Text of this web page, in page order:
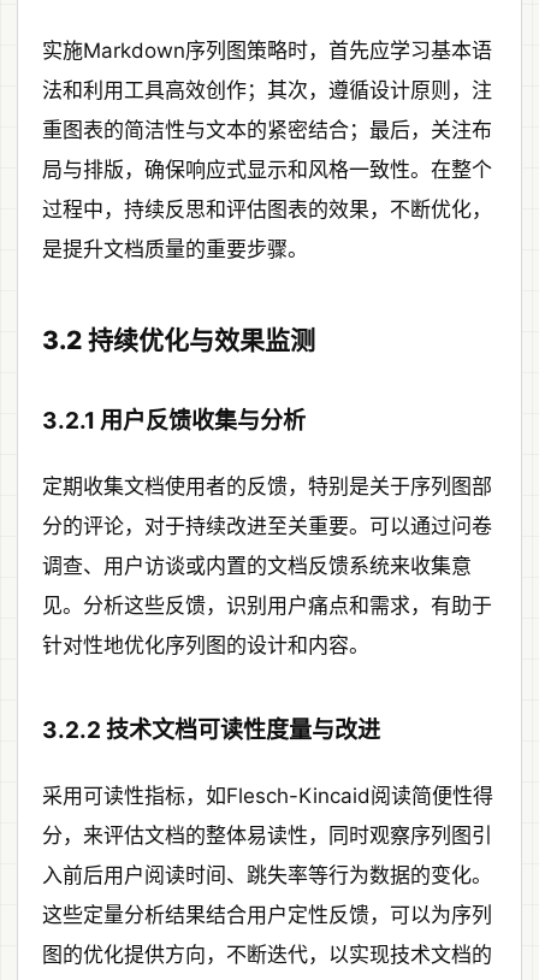
实施Markdown序列图策略时，首先应学习基本语
法和利用工具高效创作；其次，遵循设计原则，注
重图表的简洁性与文本的紧密结合；最后，关注布
局与排版，确保响应式显示和风格一致性。在整个
过程中，持续反思和评估图表的效果，不断优化，
是提升文档质量的重要步骤。
3.2 持续优化与效果监测
3.2.1 用户反馈收集与分析
定期收集文档使用者的反馈，特别是关于序列图部
分的评论，对于持续改进至关重要。可以通过问卷
调查、用户访谈或内置的文档反馈系统来收集意
见。分析这些反馈，识别用户痛点和需求，有助于
针对性地优化序列图的设计和内容。
3.2.2 技术文档可读性度量与改进
采用可读性指标，如Flesch-Kincaid阅读简便性得
分，来评估文档的整体易读性，同时观察序列图引
入前后用户阅读时间、跳失率等行为数据的变化。
这些定量分析结果结合用户定性反馈，可以为序列
图的优化提供方向，不断迭代，以实现技术文档的